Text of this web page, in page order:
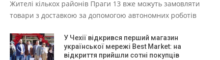
Жителі кількох районів Праги 13 вже можуть замовляти
товари з доставкою за допомогою автономних роботів
У Чехії відкрився перший магазин
української мережі Best Market: на
відкриття прийшли сотні покупців